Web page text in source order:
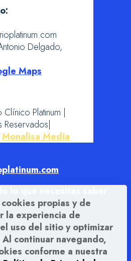
Delgado,
Maps
Platinum |
Reservados|
Monalisa Media
propias y de
la experiencia de
uso del sitio y optimizar
continuar navegando,
conforme a nuestra